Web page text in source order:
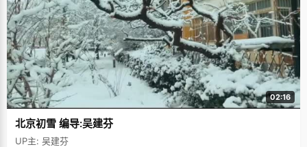
02:16
北京初雪 编导:吴建芬
UP主: 吴建芬